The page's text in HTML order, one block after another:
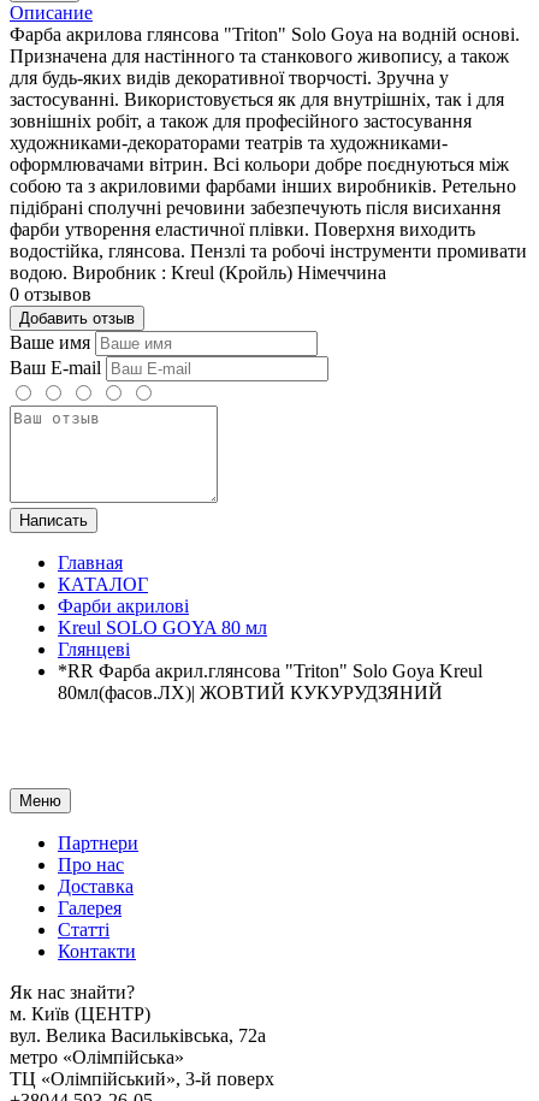
Описание
Фарба акрилова глянсова "Triton" Solo Goya на водній основі.
Призначена для настінного та станкового живопису, а також
для будь-яких видів декоративної творчості. Зручна у
застосуванні. Використовується як для внутрішніх, так і для
зовнішніх робіт, а також для професійного застосування
художниками-декораторами театрів та художниками-
оформлювачами вітрин. Всі кольори добре поєднуються між
собою та з акриловими фарбами інших виробників. Ретельно
підібрані сполучні речовини забезпечують після висихання
фарби утворення еластичної плівки. Поверхня виходить
водостійка, глянсова. Пензлі та робочі інструменти промивати
водою. Виробник : Kreul (Кройль) Німеччина
0 отзывов
Добавить отзыв
Ваше имя
Ваш E-mail
Написать
Главная
КАТАЛОГ
Фарби акрилові
Kreul SOLO GOYA 80 мл
Глянцеві
*RR Фарба акрил.глянсова "Triton" Solo Goya Kreul
80мл(фасов.ЛХ)| ЖОВТИЙ КУКУРУДЗЯНИЙ
Меню
Партнери
Про нас
Доставка
Галерея
Статтi
Контакти
Як наc знайти?
м. Киïв (ЦЕНТР)
вул. Велика Васильківська, 72а
метро «Олімпійська»
ТЦ «Олімпійський», 3-й поверх